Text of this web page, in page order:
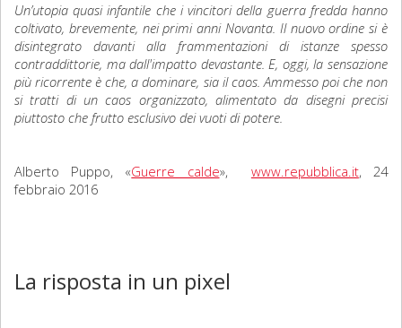
Storia
Matematica
Diritto
Un’utopia quasi infantile che i vincitori della guerra fredda hanno
coltivato, brevemente, nei primi anni Novanta. Il nuovo ordine si è
disintegrato davanti alla frammentazioni di istanze spesso
contraddittorie, ma dall'impatto devastante. E, oggi, la sensazione
più ricorrente è che, a dominare, sia il caos. Ammesso poi che non
si tratti di un caos organizzato, alimentato da disegni precisi
piuttosto che frutto esclusivo dei vuoti di potere.
Alberto Puppo, «Guerre calde», www.repubblica.it, 24
febbraio 2016
La risposta in un pixel